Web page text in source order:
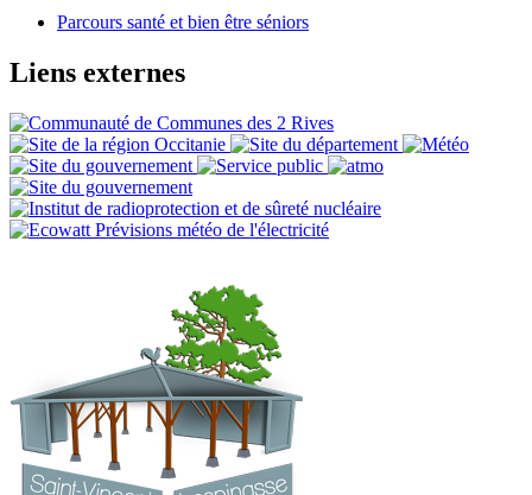
Parcours santé et bien être séniors
Liens externes